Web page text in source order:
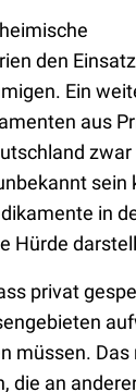
den
Ein
aus
sein
in
Hürde
privat
müssen. Das
die an